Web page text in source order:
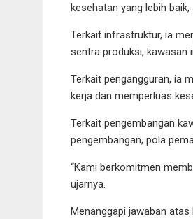
kesehatan yang lebih
Terkait infrastruktur, ia
sentra produksi, kawasan
Terkait pengangguran, ia
kerja dan memperluas
Terkait pengembangan
pengembangan, pola
“Kami berkomitmen
ujarnya.
Menanggapi jawaban